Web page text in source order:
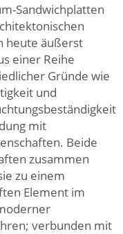
Sandwichplatten
heute äußerst
einer Reihe
Gründe wie
und
mit
Beide
zusammen
zu einem
Element im
verbunden mit